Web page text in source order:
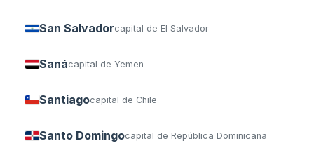
San Salvadorcapital de El Salvador
Sanácapital de Yemen
Santiagocapital de Chile
Santo Domingocapital de República Dominicana